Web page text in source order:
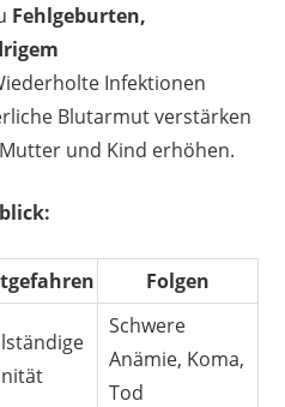
Fehlgeburten,
Infektionen
Blutarmut verstärken
und Kind erhöhen.
Folgen
Schwere
Anämie, Koma,
Tod